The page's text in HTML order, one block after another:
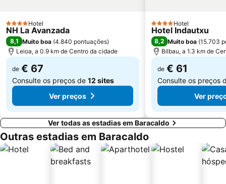
Iglesia de San Pedro de Tabira
4 Estrelas
Hotel
NH La Avanzada
8,1 Muito boa (4.840 pontuações)
Leioa, a 0.9 km de Centro da cidade
de € 67
Consulte os preços de 12 sites
Ver preços
4 Estrelas
Hotel
Hotel Indautxu
8,2 Muito boa (15.703
Bilbau, a 1.3 km de
de € 61
Consulte os preços
Ver
Ver todas as estadias em Baracaldo
Outras estadias em Baracaldo